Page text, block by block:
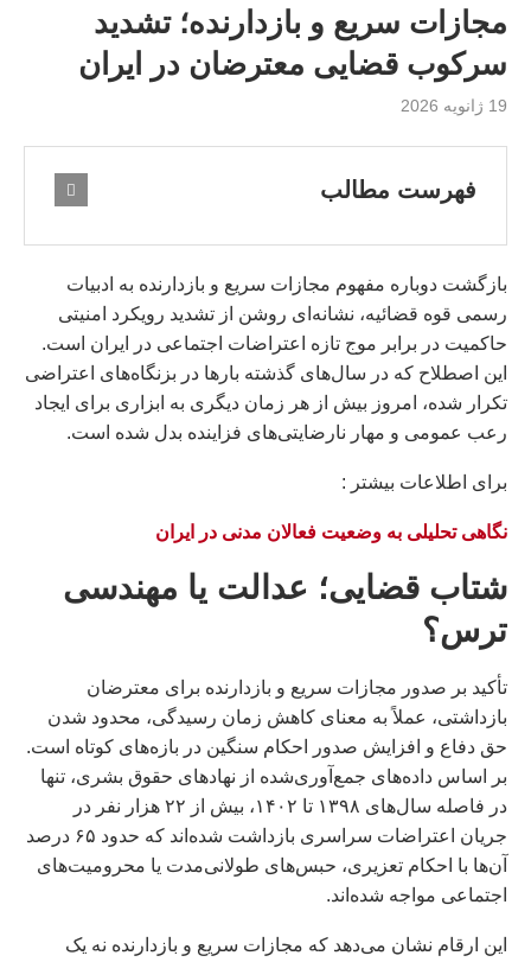
مجازات سریع و بازدارنده؛ تشدید
سرکوب قضایی معترضان در ایران
19 ژانویه 2026
فهرست مطالب
بازگشت دوباره مفهوم مجازات سریع و بازدارنده به ادبیات
رسمی قوه قضائیه، نشانه‌ای روشن از تشدید رویکرد امنیتی
حاکمیت در برابر موج تازه اعتراضات اجتماعی در ایران است.
این اصطلاح که در سال‌های گذشته بارها در بزنگاه‌های اعتراضی
تکرار شده، امروز بیش از هر زمان دیگری به ابزاری برای ایجاد
رعب عمومی و مهار نارضایتی‌های فزاینده بدل شده است.
براى اطلاعات بيشتر :
نگاهی تحلیلی به وضعیت فعالان مدنی در ایران
شتاب قضایی؛ عدالت یا مهندسی
ترس؟
تأکید بر صدور مجازات سریع و بازدارنده برای معترضان
بازداشتی، عملاً به معنای کاهش زمان رسیدگی، محدود شدن
حق دفاع و افزایش صدور احکام سنگین در بازه‌های کوتاه است.
بر اساس داده‌های جمع‌آوری‌شده از نهادهای حقوق بشری، تنها
در فاصله سال‌های ۱۳۹۸ تا ۱۴۰۲، بیش از ۲۲ هزار نفر در
جریان اعتراضات سراسری بازداشت شده‌اند که حدود ۶۵ درصد
آن‌ها با احکام تعزیری، حبس‌های طولانی‌مدت یا محرومیت‌های
اجتماعی مواجه شده‌اند.
این ارقام نشان می‌دهد که مجازات سریع و بازدارنده نه یک